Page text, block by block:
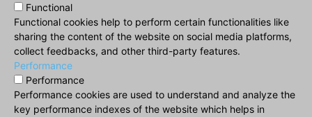
Functional
Functional cookies help to perform certain functionalities like
sharing the content of the website on social media platforms,
collect feedbacks, and other third-party features.
Performance
Performance
Performance cookies are used to understand and analyze the
key performance indexes of the website which helps in